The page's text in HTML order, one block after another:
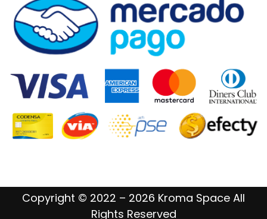
Copyright © 2022 – 2026 Kroma Space All
Rights Reserved